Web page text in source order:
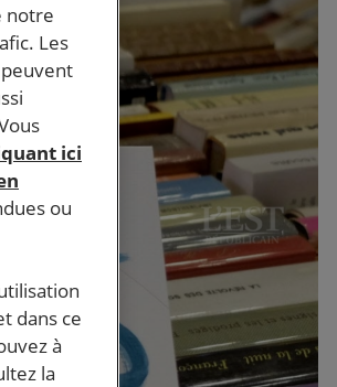
notre
Les
ici
ou
dans ce
à
la